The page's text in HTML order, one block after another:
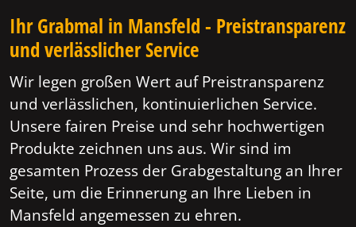
Ihr Grabmal in Mansfeld - Preistransparenz
und verlässlicher Service
Wir legen großen Wert auf Preistransparenz
und verlässlichen, kontinuierlichen Service.
Unsere fairen Preise und sehr hochwertigen
Produkte zeichnen uns aus. Wir sind im
gesamten Prozess der Grabgestaltung an Ihrer
Seite, um die Erinnerung an Ihre Lieben in
Mansfeld angemessen zu ehren.